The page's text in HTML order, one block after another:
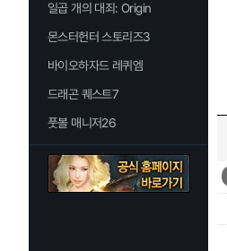
일곱 개의 대죄: Origin
몬스터헌터 스토리즈3
바이오하자드 레퀴엠
드래곤 퀘스트7
풋볼 매니저26